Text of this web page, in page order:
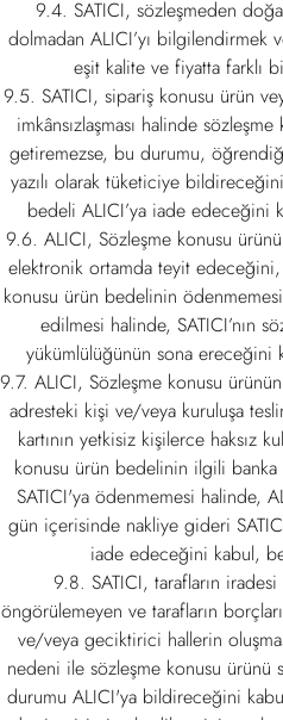
9.4. SATICI, sözleşmeden
dolmadan ALICI’yı bilgilendirmek
eşit kalite ve fiyatta farklı
9.5. SATICI, sipariş konusu ürün
imkânsızlaşması halinde
getiremezse, bu durumu,
yazılı olarak tüketiciye
bedeli ALICI’ya iade edeceğini
9.6. ALICI, Sözleşme konusu
elektronik ortamda teyit
konusu ürün bedelinin
edilmesi halinde, SATICI’nın
yükümlülüğünün sona ereceğini
9.7. ALICI, Sözleşme konusu
adresteki kişi ve/veya kuruluşa
kartının yetkisiz kişilerce haksız
konusu ürün bedelinin ilgili banka
SATICI'ya ödenmemesi halinde,
gün içerisinde nakliye gideri
iade edeceğini kabul,
9.8. SATICI, tarafların
öngörülemeyen ve tarafların
ve/veya geciktirici hallerin
nedeni ile sözleşme konusu
durumu ALICI'ya bildireceğini